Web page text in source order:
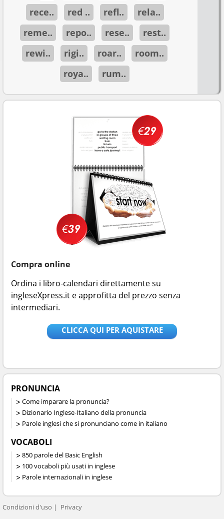
rece..
red .. refl..
rela..
reme..
repo.. rese..
rest..
rewi..
rigi.. roar..
room..
roya..
rum..
Compra online
Ordina i libro-calendari direttamente su
ingleseXpress.it e approfitta del prezzo senza
intermediari.
CLICCA QUI PER AQUISTARE
PRONUNCIA
Come imparare la pronuncia?
Dizionario Inglese-Italiano della pronuncia
Parole inglesi che si pronunciano come in italiano
VOCABOLI
850 parole del Basic English
100 vocaboli più usati in inglese
Parole internazionali in inglese
Condizioni d'uso
Privacy